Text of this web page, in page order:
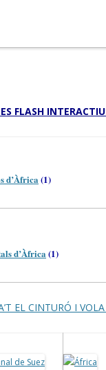
FLASH
d’Àfrica (1)
d’Àfrica (1)
EL CINTURÓ I